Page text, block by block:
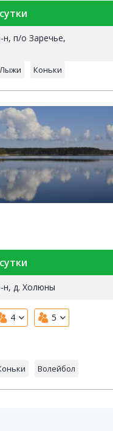
н, п/о Заречье,
Лыжи Коньки
н, д. Холюны
4 5
Волейбол